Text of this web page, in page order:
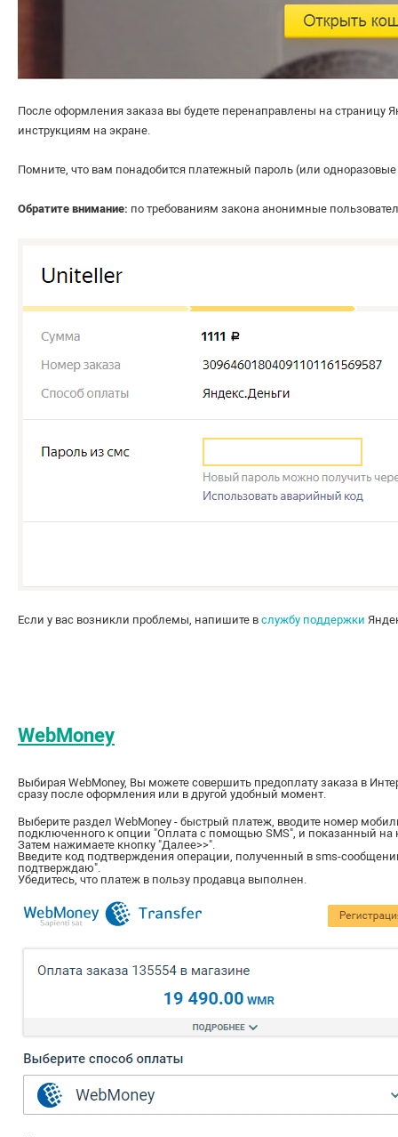
После оформления заказа вы будете перенаправлены на страницу
инструкциям на экране.
Помните, что вам понадобится платежный пароль (или
Обратите внимание: по требованиям закона анонимные
Если у вас возникли проблемы, напишите в службу поддержки
WebMoney
Выбирая WebMoney, Вы можете совершить предоплату заказа в
сразу после оформления или в другой удобный момент.
Выберите раздел WebMoney - быстрый платеж, вводите номер
подключенного к опции "Оплата с помощью SMS", и показанный на
Затем нажимаете кнопку "Далее>>".
Введите код подтверждения операции, полученный в sms-
подтверждаю".
Убедитесь, что платеж в пользу продавца выполнен.